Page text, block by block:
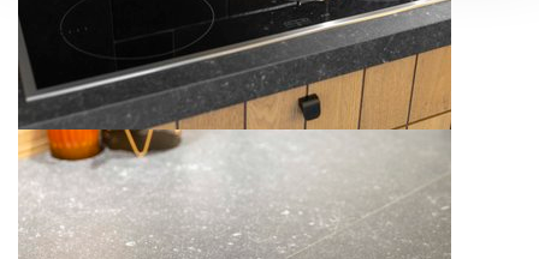
personnelles et définir vos préférences, reportez-vous à la
section « Détails ». Vous pouvez modifier ou retirer votre
consentement à tout moment à partir de la déclaration sur
les cookies.
Ajustez les cookies, tout comme votre projet de cuisine, à
votre goût pour une expérience sur mesure. En acceptant
les cookies, vous profitez d'une navigation savoureuse et
fluide. Ils assurent le bonfonctionnementdu site, offrent